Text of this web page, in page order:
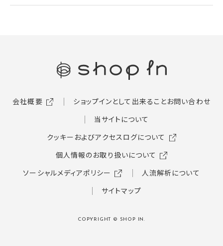
会社概要 ショップインとして出来ることお問い合わせ
当サイトについて
クッキーおよびアクセスログについて
個人情報のお取り扱いについて
ソーシャルメディアポリシー
人流解析について
サイトマップ
COPYRIGHT © SHOP IN.